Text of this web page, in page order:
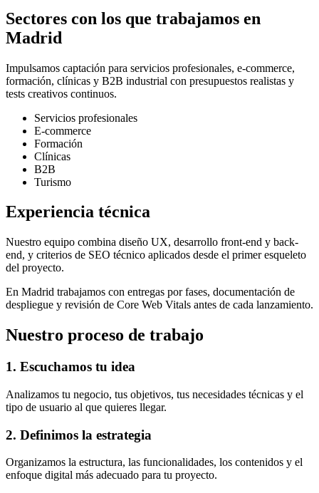
Sectores con los que trabajamos en
Madrid
Impulsamos captación para servicios profesionales, e-commerce,
formación, clínicas y B2B industrial con presupuestos realistas y
tests creativos continuos.
Servicios profesionales
E-commerce
Formación
Clínicas
B2B
Turismo
Experiencia técnica
Nuestro equipo combina diseño UX, desarrollo front-end y back-
end, y criterios de SEO técnico aplicados desde el primer esqueleto
del proyecto.
En Madrid trabajamos con entregas por fases, documentación de
despliegue y revisión de Core Web Vitals antes de cada lanzamiento.
Nuestro proceso de trabajo
1. Escuchamos tu idea
Analizamos tu negocio, tus objetivos, tus necesidades técnicas y el
tipo de usuario al que quieres llegar.
2. Definimos la estrategia
Organizamos la estructura, las funcionalidades, los contenidos y el
enfoque digital más adecuado para tu proyecto.